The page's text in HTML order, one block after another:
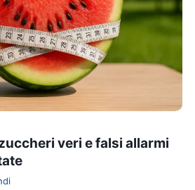
veri e falsi allarmi